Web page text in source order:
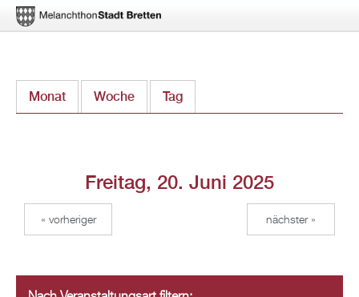
zum
Monat Woche Tag
Freitag, 20. Juni 2025
« vorheriger nächster »